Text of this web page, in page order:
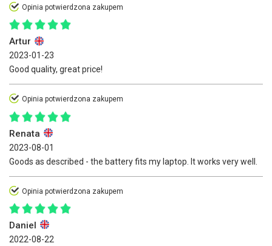
Opinia potwierdzona zakupem
Artur
2023-01-23
Good quality, great price!
Opinia potwierdzona zakupem
Renata
2023-08-01
Goods as described - the battery fits my laptop. It works very well.
Opinia potwierdzona zakupem
Daniel
2022-08-22